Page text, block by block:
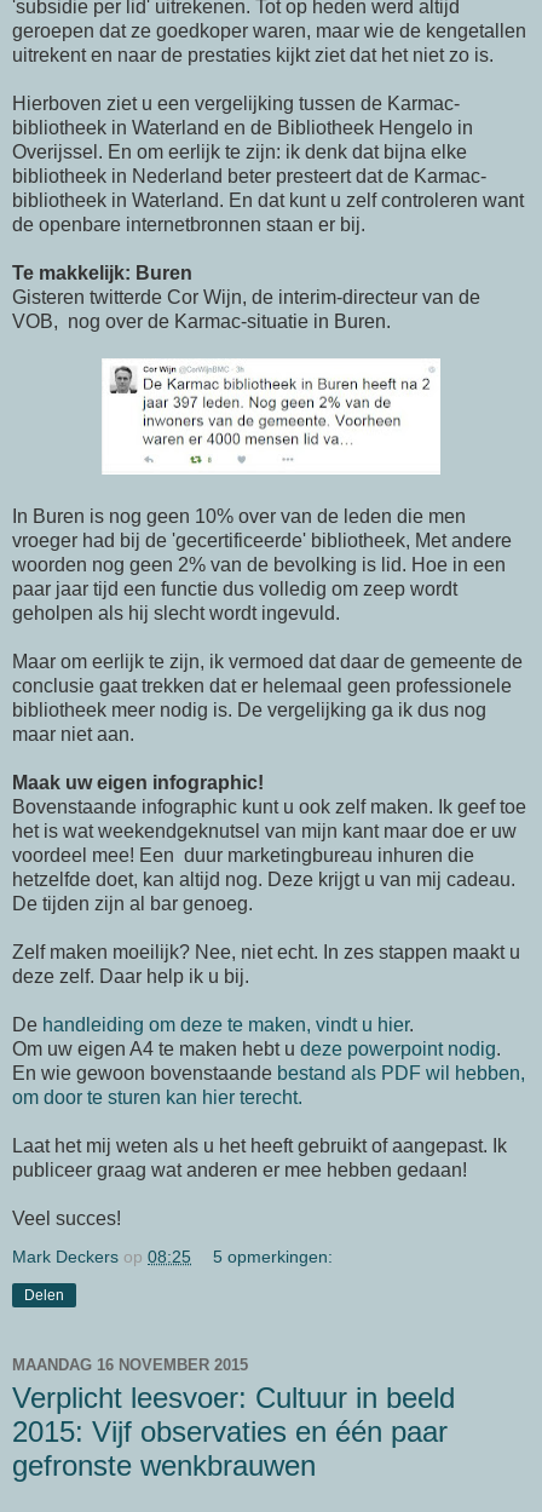
'subsidie per lid' uitrekenen. Tot op heden werd altijd
geroepen dat ze goedkoper waren, maar wie de kengetallen
uitrekent en naar de prestaties kijkt ziet dat het niet zo is.
Hierboven ziet u een vergelijking tussen de Karmac-
bibliotheek in Waterland en de Bibliotheek Hengelo in
Overijssel. En om eerlijk te zijn: ik denk dat bijna elke
bibliotheek in Nederland beter presteert dat de Karmac-
bibliotheek in Waterland. En dat kunt u zelf controleren want
de openbare internetbronnen staan er bij.
Te makkelijk: Buren
Gisteren twitterde Cor Wijn, de interim-directeur van de
VOB, nog over de Karmac-situatie in Buren.
In Buren is nog geen 10% over van de leden die men
vroeger had bij de 'gecertificeerde' bibliotheek, Met andere
woorden nog geen 2% van de bevolking is lid. Hoe in een
paar jaar tijd een functie dus volledig om zeep wordt
geholpen als hij slecht wordt ingevuld.
Maar om eerlijk te zijn, ik vermoed dat daar de gemeente de
conclusie gaat trekken dat er helemaal geen professionele
bibliotheek meer nodig is. De vergelijking ga ik dus nog
maar niet aan.
Maak uw eigen infographic!
Bovenstaande infographic kunt u ook zelf maken. Ik geef toe
het is wat weekendgeknutsel van mijn kant maar doe er uw
voordeel mee! Een duur marketingbureau inhuren die
hetzelfde doet, kan altijd nog. Deze krijgt u van mij cadeau.
De tijden zijn al bar genoeg.
Zelf maken moeilijk? Nee, niet echt. In zes stappen maakt u
deze zelf. Daar help ik u bij.
De handleiding om deze te maken, vindt u hier.
Om uw eigen A4 te maken hebt u deze powerpoint nodig.
En wie gewoon bovenstaande bestand als PDF wil hebben,
om door te sturen kan hier terecht.
Laat het mij weten als u het heeft gebruikt of aangepast. Ik
publiceer graag wat anderen er mee hebben gedaan!
Veel succes!
Mark Deckers op 08:25 5 opmerkingen:
Delen
MAANDAG 16 NOVEMBER 2015
Verplicht leesvoer: Cultuur in beeld
2015: Vijf observaties en één paar
gefronste wenkbrauwen